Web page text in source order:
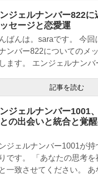
ジェルナンバー822に
セージと恋愛運
ばんは。saraです。 今回
ンバー822についてのメ
ます。 エンジェルナンバ
記事を読む
ジェルナンバー1001
の出会いと統合と覚
ジェルナンバー1001が持
です。 「あなたの思考を
一致させてください。 あ